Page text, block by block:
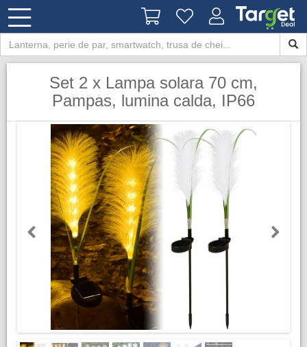
Set 2 x Lampa solara 70 cm,
Pampas, lumina calda, IP66
Previous